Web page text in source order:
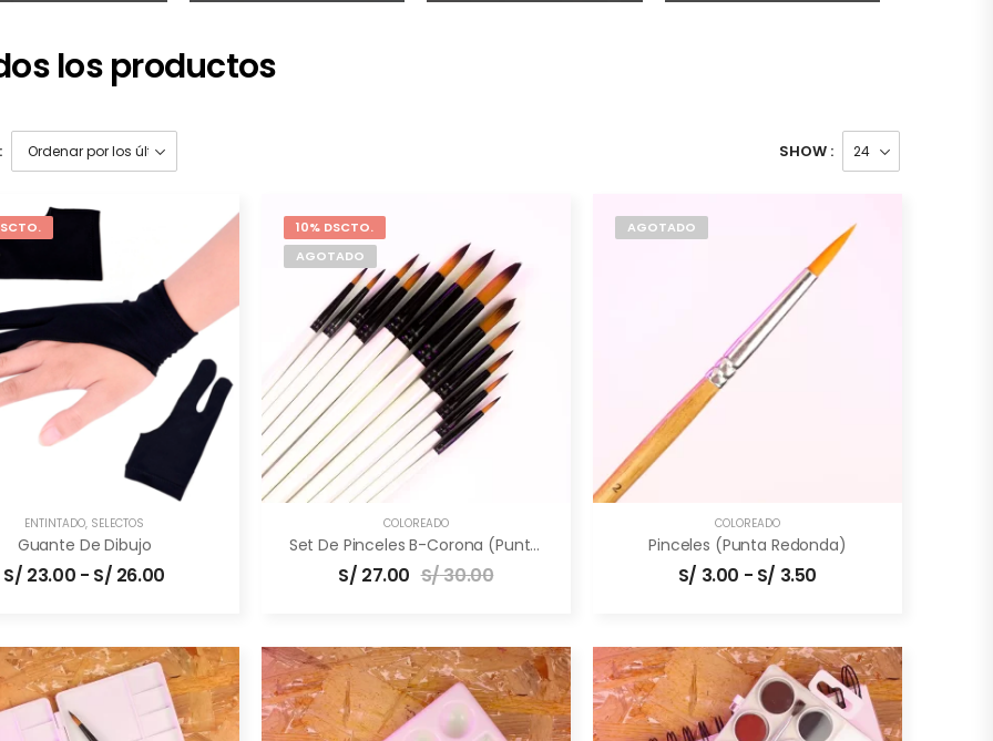
los productos
SHOW :
ENTINTADO, SELECTOS
Guante De Dibujo
S/ 23.00 - S/ 26.00
10% DSCTO.
AGOTADO
COLOREADO
Set De Pinceles B-Corona (punta Redonda)
S/ 27.00 S/30.00
AGOTADO
COLOREADO
Pinceles (punta Redonda)
S/ 3.00 - S/ 3.50